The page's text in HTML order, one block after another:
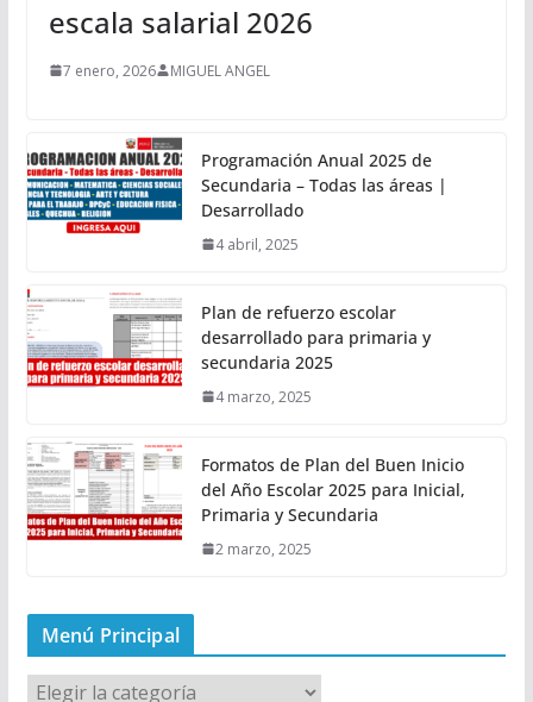
escala salarial 2026
7 enero, 2026 MIGUEL ANGEL
Programación Anual 2025 de
Secundaria – Todas las áreas |
Desarrollado
4 abril, 2025
Plan de refuerzo escolar
desarrollado para primaria y
secundaria 2025
4 marzo, 2025
Formatos de Plan del Buen Inicio
del Año Escolar 2025 para Inicial,
Primaria y Secundaria
2 marzo, 2025
Menú Principal
M